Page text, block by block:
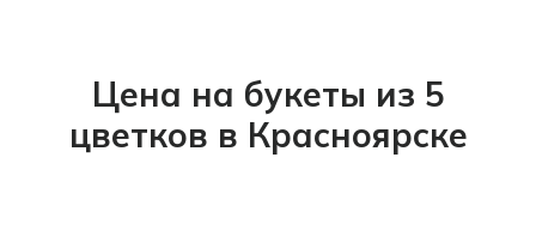
Цена на букеты из 5
цветков в Красноярске